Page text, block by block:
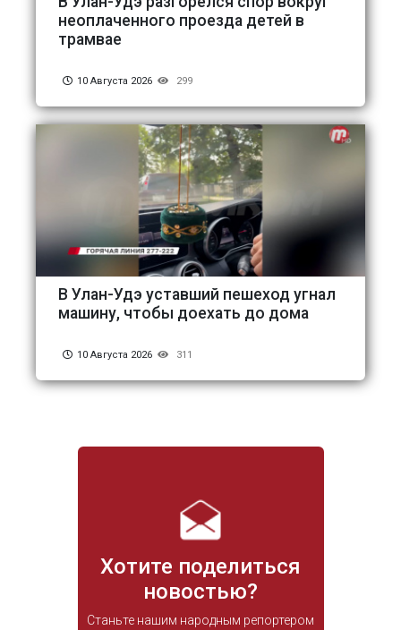
Хотите поделиться
новостью?
Станьте нашим народным репортером
неоплаченного проезда детей в
трамвае
10 Августа 2026 299
В Улан-Удэ уставший пешеход угнал
машину, чтобы доехать до дома
10 Августа 2026 311